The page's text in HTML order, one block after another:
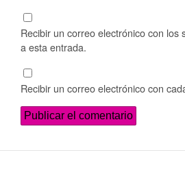
Recibir un correo electrónico con los
a esta entrada.
Recibir un correo electrónico con